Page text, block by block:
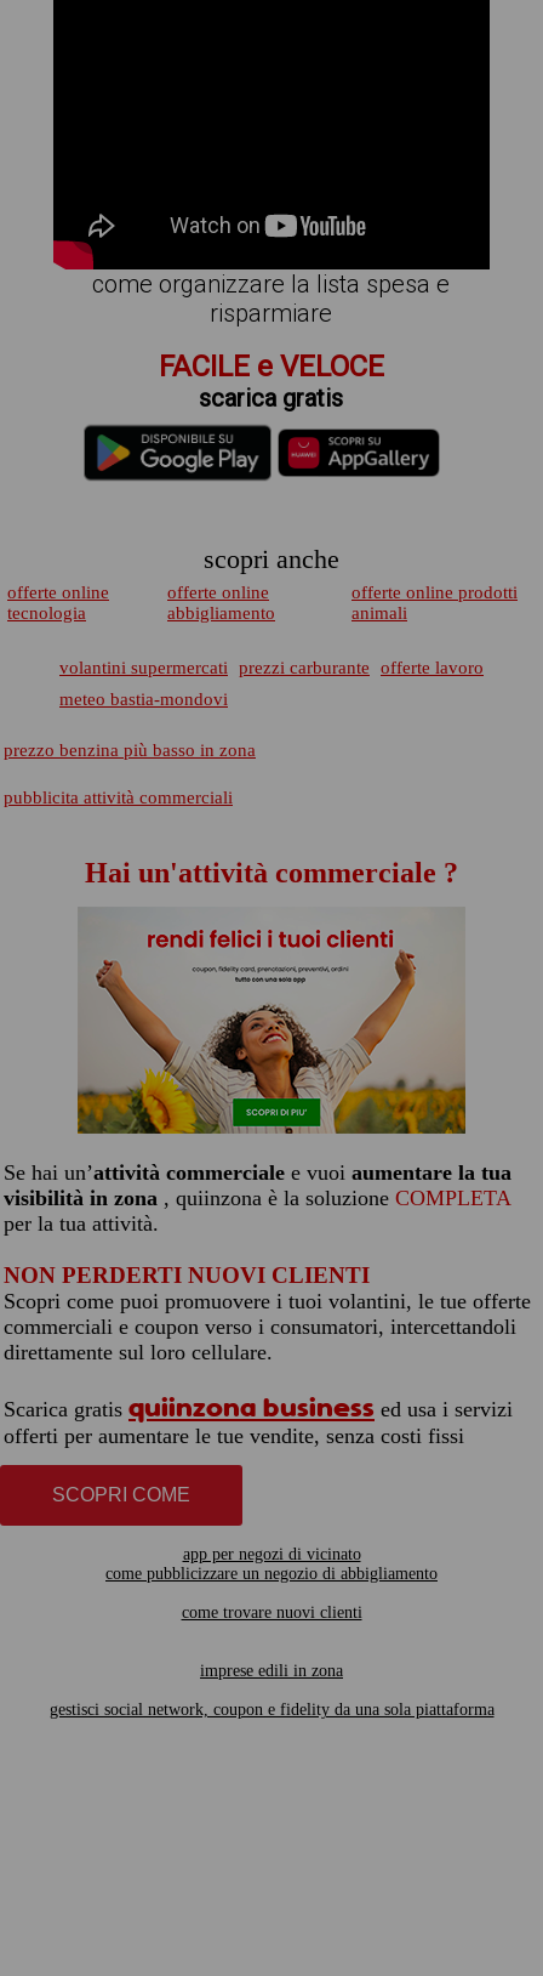
come organizzare la lista spesa e
risparmiare
FACILE e VELOCE
scarica gratis
scopri anche
offerte online
tecnologia
offerte online
abbigliamento
offerte online prodotti
animali
volantini supermercati prezzi carburante
offerte lavoro
meteo bastia-mondovi
prezzo benzina più basso in zona
pubblicita attività commerciali
Hai un'attività commerciale ?
Se hai un’attività commerciale e vuoi aumentare la tua
visibilità in zona , quiinzona è la soluzione COMPLETA
per la tua attività.
NON PERDERTI NUOVI CLIENTI
Scopri come puoi promuovere i tuoi volantini, le tue offerte
commerciali e coupon verso i consumatori, intercettandoli
direttamente sul loro cellulare.
Scarica gratis quiinzona business ed usa i servizi
offerti per aumentare le tue vendite, senza costi fissi
SCOPRI COME
app per negozi di vicinato
come pubblicizzare un negozio di abbigliamento
come trovare nuovi clienti
imprese edili in zona
gestisci social network, coupon e fidelity da una sola piattaforma